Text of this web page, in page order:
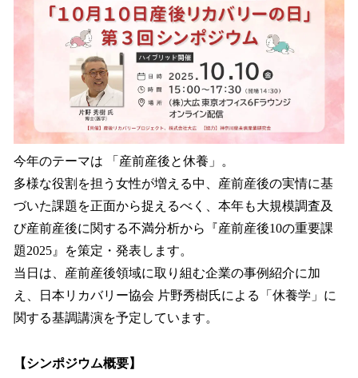
今年のテーマは 「産前産後と休養」。
多様な役割を担う女性が増える中、産前産後の実情に基
づいた課題を正面から捉えるべく、本年も大規模調査及
び産前産後に関する不満分析から『産前産後10の重要課
題2025』を策定・発表します。
当日は、産前産後領域に取り組む企業の事例紹介に加
え、日本リカバリー協会 片野秀樹氏による「休養学」に
関する基調講演を予定しています。
【シンポジウム概要】